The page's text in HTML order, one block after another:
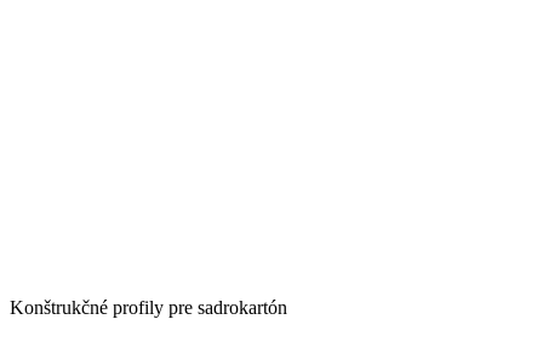
Konštrukčné profily pre sadrokartón